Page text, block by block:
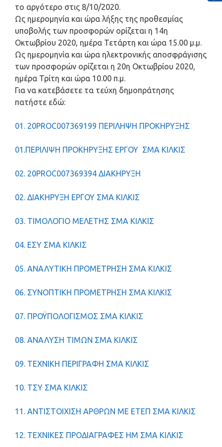
το αργότερο στις 8/10/2020.
Ως ημερομηνία και ώρα λήξης της προθεσμίας
υποβολής των προσφορών ορίζεται η 14η
Οκτωβρίου 2020, ημέρα Τετάρτη και ώρα 15.00 μ.μ.
Ως ημερομηνία και ώρα ηλεκτρονικής αποσφράγισης
των προσφορών ορίζεται η 20η Οκτωβρίου 2020,
ημέρα Τρίτη και ώρα 10.00 π.μ.
Για να κατεβάσετε τα τεύχη δημοπράτησης
πατήστε εδώ:
01. 20PROC007369199 ΠΕΡΙΛΗΨΗ ΠΡΟΚΗΡΥΞΗΣ
01.ΠΕΡΙΛΙΨΗ ΠΡΟΚΗΡΥΞΗΣ ΕΡΓΟΥ ΣΜΑ ΚΙΛΚΙΣ
02. 20PROC007369394 ΔΙΑΚΗΡΥΞΗ
02. ΔΙΑΚΗΡΥΞΗ ΕΡΓΟΥ ΣΜΑ ΚΙΛΚΙΣ
03. ΤΙΜΟΛΟΓΙΟ ΜΕΛΕΤΗΣ ΣΜΑ ΚΙΛΚΙΣ
04. ΕΣΥ ΣΜΑ ΚΙΛΚΙΣ
05. ΑΝΑΛΥΤΙΚΗ ΠΡΟΜΕΤΡΗΣΗ ΣΜΑ ΚΙΛΚΙΣ
06. ΣΥΝΟΠΤΙΚΗ ΠΡΟΜΕΤΡΗΣΗ ΣΜΑ ΚΙΛΚΙΣ
07. ΠΡΟΫΠΟΛΟΓΙΣΜΟΣ ΣΜΑ ΚΙΛΚΙΣ
08. ΑΝΑΛΥΣΗ ΤΙΜΩΝ ΣΜΑ ΚΙΛΚΙΣ
09. ΤΕΧΝΙΚΗ ΠΕΡΙΓΡΑΦΗ ΣΜΑ ΚΙΛΚΙΣ
10. ΤΣΥ ΣΜΑ ΚΙΛΚΙΣ
11. ΑΝΤΙΣΤΟΙΧΙΣΗ ΑΡΘΡΩΝ ΜΕ ΕΤΕΠ ΣΜΑ ΚΙΛΚΙΣ
12. ΤΕΧΝΙΚΕΣ ΠΡΟΔΙΑΓΡΑΦΕΣ HM ΣΜΑ ΚΙΛΚΙΣ